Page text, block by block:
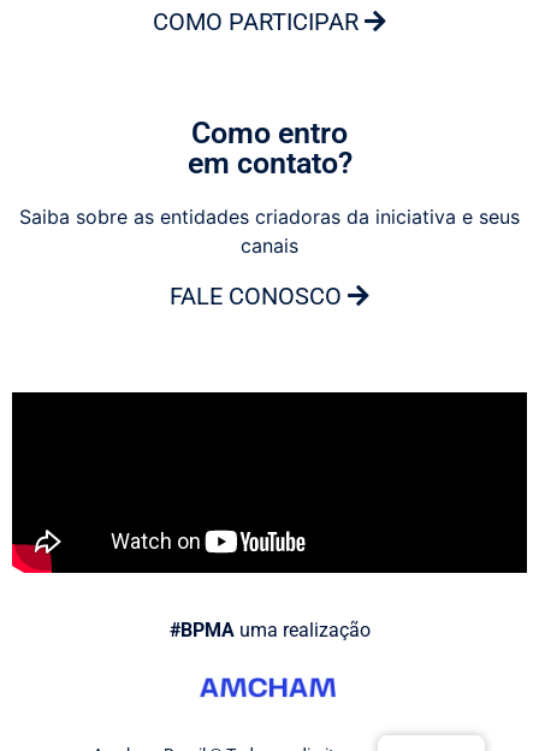
COMO PARTICIPAR
Como entro
em contato?
Saiba sobre as entidades criadoras da iniciativa e seus
canais
FALE CONOSCO
#BPMAuma realização